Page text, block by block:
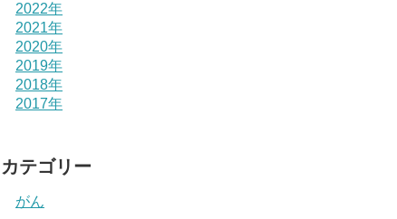
2022年
2021年
2020年
2019年
2018年
2017年
カテゴリー
がん